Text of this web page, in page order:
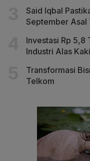
Said Iqbal
September Asal
Investasi Rp 5,8
Industri Alas
Transformasi
Telkom